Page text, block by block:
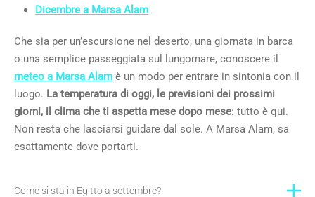
Dicembre a Marsa Alam
Che sia per un’escursione nel deserto, una giornata in barca
o una semplice passeggiata sul lungomare, conoscere il
meteo a Marsa Alam è un modo per entrare in sintonia con il
luogo. La temperatura di oggi, le previsioni dei prossimi
giorni, il clima che ti aspetta mese dopo mese: tutto è qui.
Non resta che lasciarsi guidare dal sole. A Marsa Alam, sa
esattamente dove portarti.
Come si sta in Egitto a settembre?